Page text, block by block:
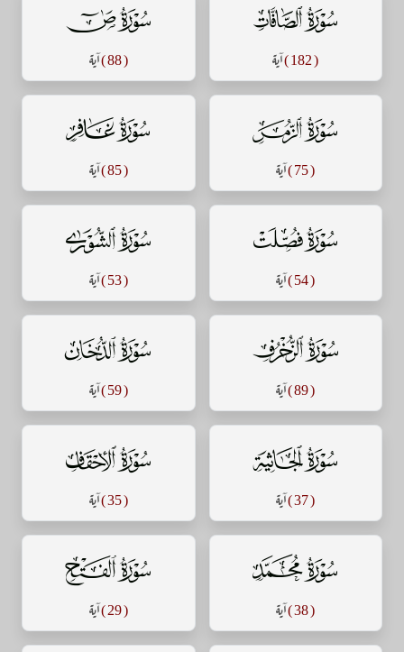
سورة الصافات
( 182 ) آية
سورة ص
( 88 ) آية
سورة الزمر
( 75 ) آية
سورة غافر
( 85 ) آية
سورة فصلت
( 54 ) آية
سورة الشورى
( 53 ) آية
سورة الزخرف
( 89 ) آية
سورة الدخان
( 59 ) آية
سورة الجاثية
( 37 ) آية
سورة الأحقاف
( 35 ) آية
سورة محمد
( 38 ) آية
سورة الفتح
( 29 ) آية